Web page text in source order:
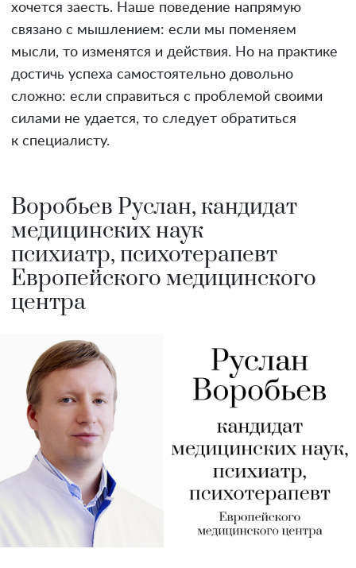
хочется заесть. Наше поведение напрямую
связано с мышлением: если мы поменяем
мысли, то изменятся и действия. Но на практике
достичь успеха самостоятельно довольно
сложно: если справиться с проблемой своими
силами не удается, то следует обратиться
к специалисту.
Воробьев Руслан, кандидат
медицинских наук
психиатр, психотерапевт
Европейского медицинского
центра